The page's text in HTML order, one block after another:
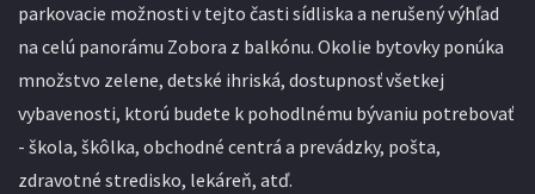
parkovacie možnosti v tejto časti sídliska a nerušený výhľad
na celú panorámu Zobora z balkónu. Okolie bytovky ponúka
množstvo zelene, detské ihriská, dostupnosť všetkej
vybavenosti, ktorú budete k pohodlnému bývaniu potrebovať
- škola, škôlka, obchodné centrá a prevádzky, pošta,
zdravotné stredisko, lekáreň, atď.